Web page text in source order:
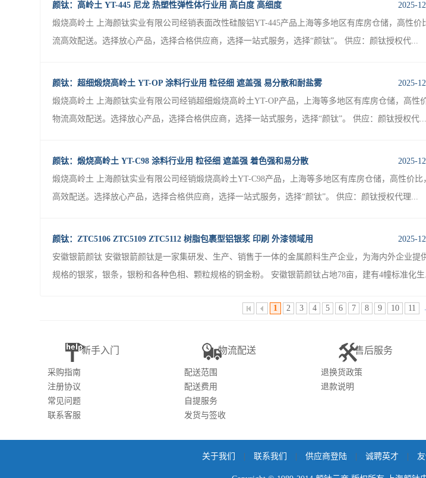
颜钛：高岭土 YT-445 尼龙 热塑性弹性体行业用 高白度 高细度
2025-
煅烧高岭土 上海颜钛实业有限公司经销表面改性硅酸铝YT-445产品上海等多地区有库房仓储，高性价
流高效配送。选择放心产品，选择合格供应商，选择一站式服务，选择“颜钛”。 供应：颜钛授权代...
颜钛：超细煅烧高岭土 YT-OP 涂料行业用 粒径细 遮盖强 易分散和耐盐雾
2025-
煅烧高岭土 上海颜钛实业有限公司经销超细煅烧高岭土YT-OP产品，上海等多地区有库房仓储，高性价
物流高效配送。选择放心产品，选择合格供应商，选择一站式服务，选择“颜钛”。 供应：颜钛授权代...
颜钛：煅烧高岭土 YT-C98 涂料行业用 粒径细 遮盖强 着色强和易分散
2025-
煅烧高岭土 上海颜钛实业有限公司经销煅烧高岭土YT-C98产品，上海等多地区有库房仓储，高性价比
高效配送。选择放心产品，选择合格供应商，选择一站式服务，选择“颜钛”。 供应：颜钛授权代理...
颜钛：ZTC5106 ZTC5109 ZTC5112 树脂包裹型铝银浆 印刷 外漆领域用
2025-
安徽银箭颜钛 安徽银箭颜钛是一家集研发、生产、销售于一体的金属颜料生产企业，为海内外企业提
规格的银浆，银条，银粉和各种色相、颗粒规格的铜金粉。 安徽银箭颜钛占地78亩，建有4幢标准化生
1 2 3 4 5 6 7 8 9 10 11
新手入门
采购指南
注册协议
常见问题
联系客服
物流配送
配送范围
配送费用
自提服务
发货与签收
售后服务
退换货政策
退款说明
关于我们 联系我们 供应商登陆 诚聘英才